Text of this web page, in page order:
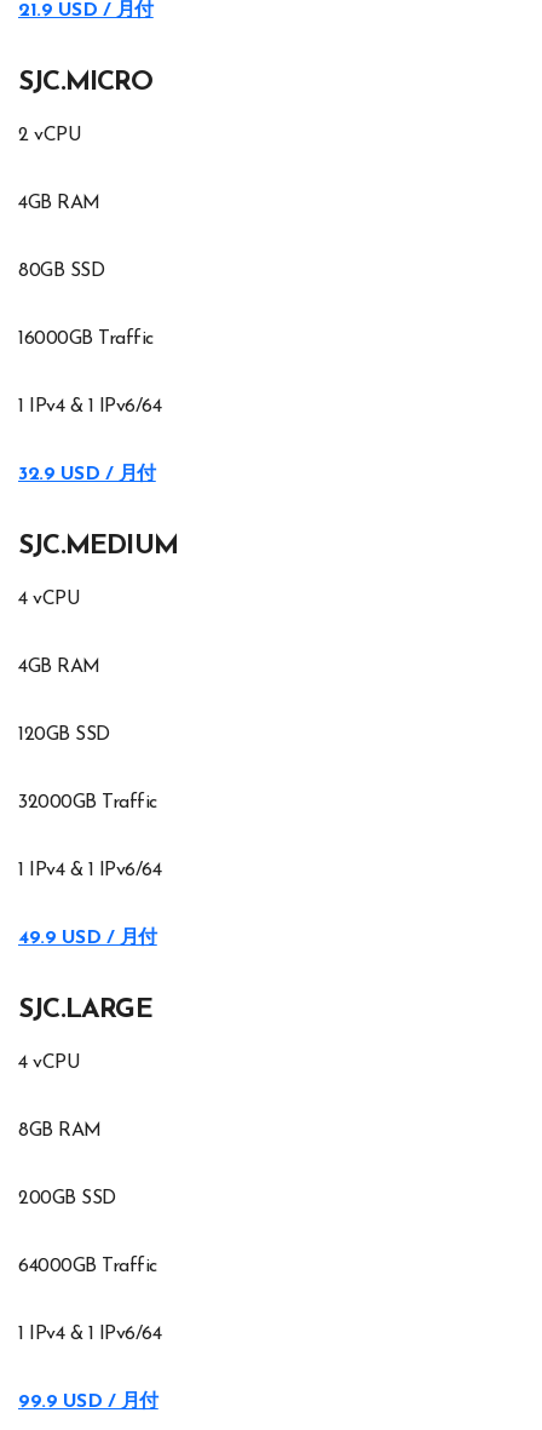
21.9 USD / 月付
SJC.MICRO
2 vCPU
4GB RAM
80GB SSD
16000GB Traffic
1 IPv4 & 1 IPv6/64
32.9 USD / 月付
SJC.MEDIUM
4 vCPU
4GB RAM
120GB SSD
32000GB Traffic
1 IPv4 & 1 IPv6/64
49.9 USD / 月付
SJC.LARGE
4 vCPU
8GB RAM
200GB SSD
64000GB Traffic
1 IPv4 & 1 IPv6/64
99.9 USD / 月付